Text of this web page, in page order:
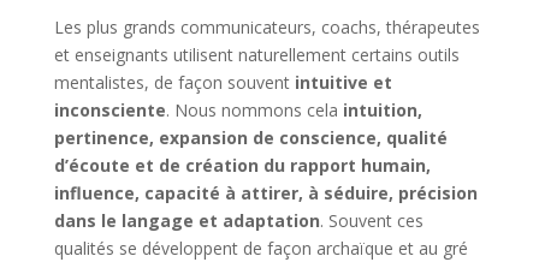
Les plus grands communicateurs, coachs, thérapeutes
et enseignants utilisent naturellement certains outils
mentalistes, de façon souventintuitive et
inconsciente. Nous nommons cela intuition,
pertinence, expansion de conscience, qualité
d’écoute et de création du rapport humain,
influence, capacité à attirer, à séduire, précision
dans le langage et adaptation. Souvent ces
qualités se développent de façon archaïque et au gré